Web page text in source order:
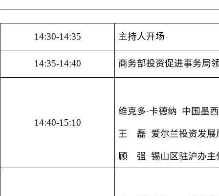
14:30-14:35 主持人开场
14:35-14:40 商务部投资促进事务局
14:40-15:10
维克多·卡德纳 中国墨
王 磊 爱尔兰投资发展
顾 强 锡山区驻沪办主